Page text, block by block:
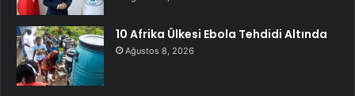
10 Afrika Ülkesi Ebola Tehdidi Altında
Ağustos 8, 2026